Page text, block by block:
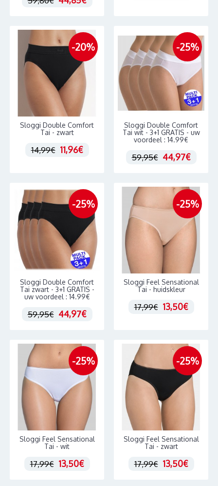
-20%
Sloggi Double Comfort
Tai - zwart
14,99€ 11,96€
-25%
Sloggi Double Comfort
Tai wit - 3+1 GRATIS - uw
voordeel : 14.99€
59,95€ 44,97€
-25%
Sloggi Double Comfort
Tai zwart - 3+1 GRATIS -
uw voordeel : 14.99€
59,95€ 44,97€
-25%
Sloggi Feel Sensational
Tai - huidskleur
17,99€ 13,50€
-25%
Sloggi Feel Sensational
Tai - wit
17,99€ 13,50€
-25%
Sloggi Feel Sensational
Tai - zwart
17,99€ 13,50€